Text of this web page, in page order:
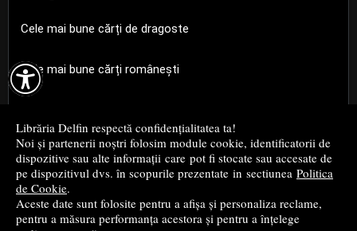

Librăria Delfin respectă confidențialitatea ta!
Noi și partenerii noștri folosim module cookie, identificatorii de
dispozitive sau alte informații care pot fi stocate sau accesate de
pe dispozitivul dvs. în scopurile prezentate in sectiunea Politica
de Cookie.
Aceste date sunt folosite pentru a afișa și personaliza reclame,
pentru a măsura performanța acestora și pentru a înțelege
Cele mai bune cărți de dragoste
Cele mai bune cărți românești
Cele mai bune cărți de istorie
Top cărți beletristică